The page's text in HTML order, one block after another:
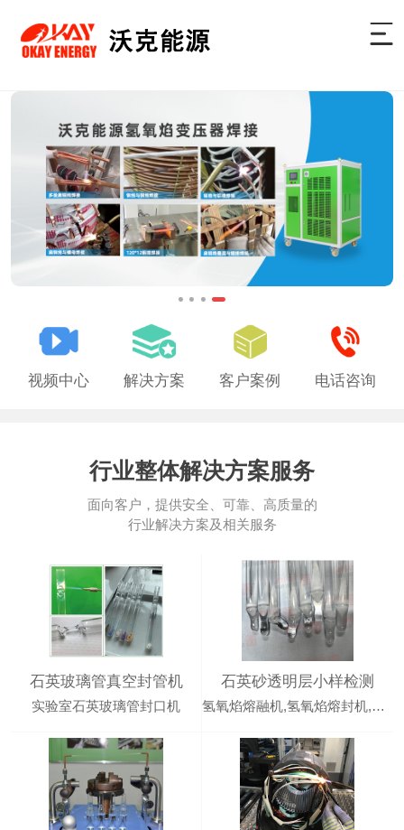
视频中心 解决方案 客户案例 电话咨询
行业整体解决方案服务
面向客户，提供安全、可靠、高质量的
行业解决方案及相关服务
石英玻璃管真空封管机
实验室石英玻璃管封口机
石英砂透明层小样检测
氢氧焰熔融机,氢氧焰熔封机,石英砂熔融设备,石英砂真空熔封,沃克能源真空封管机